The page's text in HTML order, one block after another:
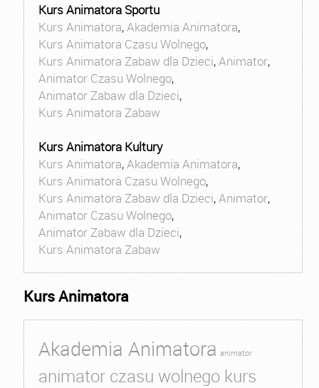
Kurs Animatora Sportu
Kurs Animatora,Akademia Animatora,
Kurs Animatora Czasu Wolnego,
Kurs Animatora Zabaw dla Dzieci,Animator,
Animator Czasu Wolnego,
Animator Zabaw dla Dzieci,
Kurs Animatora Zabaw
Kurs Animatora Kultury
Kurs Animatora,Akademia Animatora,
Kurs Animatora Czasu Wolnego,
Kurs Animatora Zabaw dla Dzieci,Animator,
Animator Czasu Wolnego,
Animator Zabaw dla Dzieci,
Kurs Animatora Zabaw
Kurs Animatora
Akademia Animatora animator
animator czasu wolnego kurs